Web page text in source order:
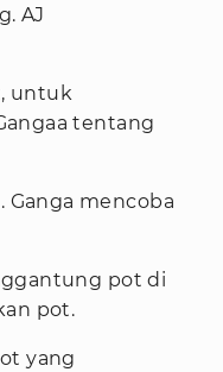
AJ
untuk
tentang
mencoba
pot di
pot.
yang